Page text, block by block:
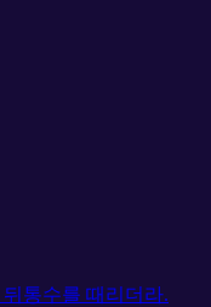
뒤통수를 때리더라.